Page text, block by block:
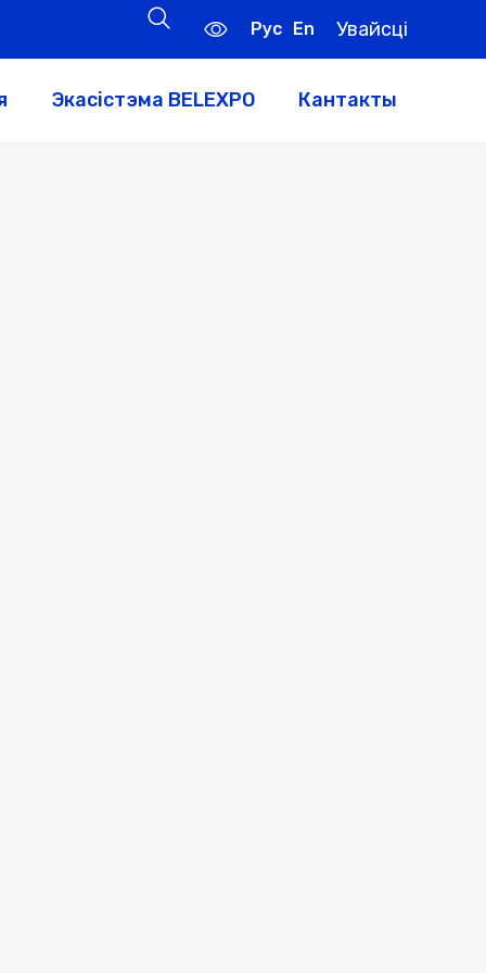
Рус En Увайсці
Экасістэма BELEXPO Кантакты